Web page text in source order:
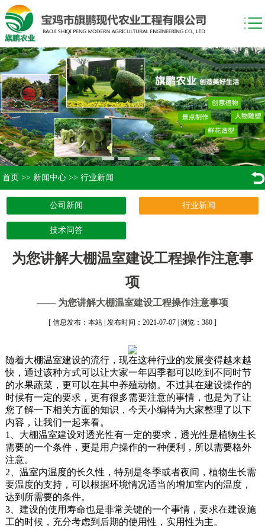
首页 >> 新闻中心 >> 行业新闻
公司新闻 行业新闻
技术问答
为您讲解大棚温室建设工程操作注意事
项
—— 为您讲解大棚温室建设工程操作注意事项
[ 信息发布：本站 | 发布时间：2021-07-07 | 浏览：380 ]
随着大棚温室建设的流行，现在这种行业的发展变得越来越
快，通过该种方式可以让大家一年四季都可以吃到不同时节
的水果蔬菜，更可以在其中养殖动物。不过其在建设操作的
时候有一定的要求，更有很多需要注意的事情，也是为了让
您了解一下相关方面的知识，今天小编特为大家整理了以下
内容，让我们一起来看。
1、大棚温室建设对透光性有一定的要求，透光性是植物生长
需要的一个条件，更是用户操作的一种便利，所以需要格外
注意。
2、温室内温度的长久性，特别是冬季或者夜间，植物生长需
要温度的支持，可以根据环境情况适当的增加室内的温度，
达到所需要的条件。
3、建设的使用寿命也是非常关键的一个事情，要求在建设施
工的时候，充分考虑到后期的使用性，实用性为主。